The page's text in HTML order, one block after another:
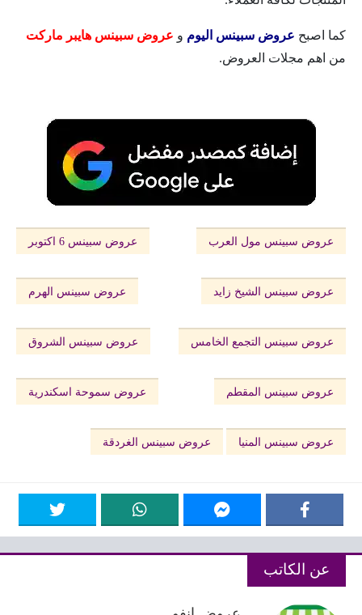
كما اصبح عروض سبينس اليوم و عروض سبينس هايبر ماركت
من اهم مجلات العروض.
عروض سبينس مول العرب عروض سبينس 6 اكتوبر
عروض سبينس الشيخ زايد عروض سبينس الهرم
عروض سبينس التجمع الخامس عروض سبينس الشروق
عروض سبينس المقطم عروض سموحة اسكندرية
عروض سبينس المنيا عروض سبينس الغردقة
عن الكاتب